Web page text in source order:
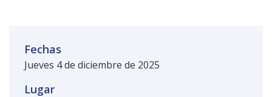
Fechas
Jueves 4 de diciembre de 2025
Lugar